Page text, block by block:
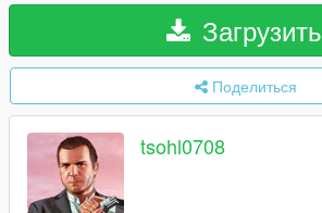
Загрузить
Поделиться
tsohl0708